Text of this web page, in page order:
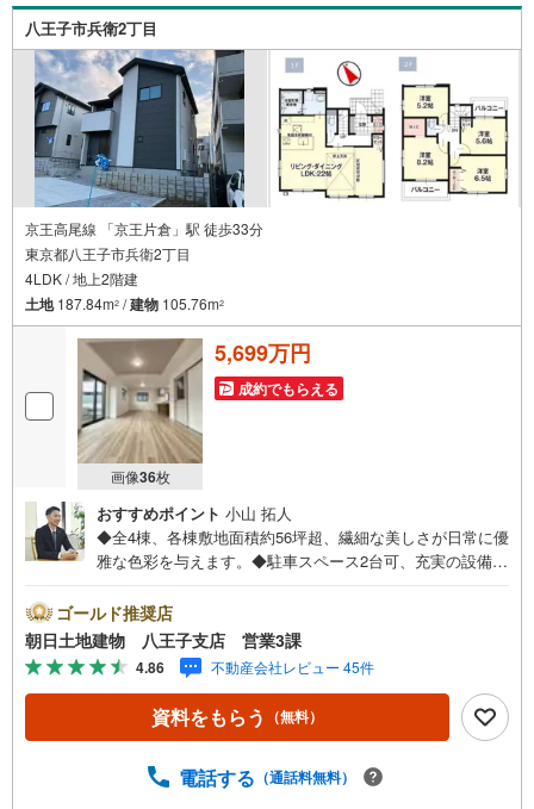
店 営業3課にお任せください！
八王子市兵衛2丁目
京王高尾線 「京王片倉」駅 徒歩33分
東京都八王子市兵衛2丁目
4LDK / 地上2階建
土地187.84m2 /建物 105.76m2
画像36枚
5,699万円
成約でもらえる
おすすめポイント 小山 拓人
◆全4棟、各棟敷地面積約56坪超、繊細な美しさが日常に優
雅な色彩を与えます。◆駐車スペース2台可、充実の設備と
れているので、人も車も通行しやすい立地です。※バザール
会場には、ベビーベッドや キッズスペースをご用意して
おります。 小さなお子様連れでも、安心してご来場くだ
さい！資料請求、住宅ローンのご相談などお気軽にお問合
せください！スタッフ25名でお客様がご覧になったことの
ない情報を多数ご用意しております。インターネット、チ
に他物件もご紹介可能です。 担当営業へご希望をお伝えく
ゴールド推奨店
朝日土地建物 八王子支店 営業3課
4.86 不動産会社レビュー 45件
資料をもらう （無料）
電話する （通話料無料）